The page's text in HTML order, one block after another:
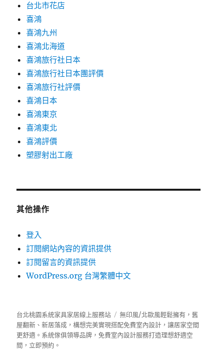
台北市花店
喜鴻
喜鴻九州
喜鴻北海道
喜鴻旅行社日本
喜鴻旅行社日本團評價
喜鴻旅行社評價
喜鴻日本
喜鴻東京
喜鴻東北
喜鴻評價
塑膠射出工廠
其他操作
登入
訂閱網站內容的資訊提供
訂閱留言的資訊提供
WordPress.org 台灣繁體中文
台北桃園系統家具家居線上服務站
無印風/北歐風輕鬆擁有，舊
屋翻新、新居落成，構想完美實現搭配免費室內設計，讓居家空間
更舒適。 系統傢俱領導品牌，免費室內設計服務打造理想舒適空
間，立即預約。